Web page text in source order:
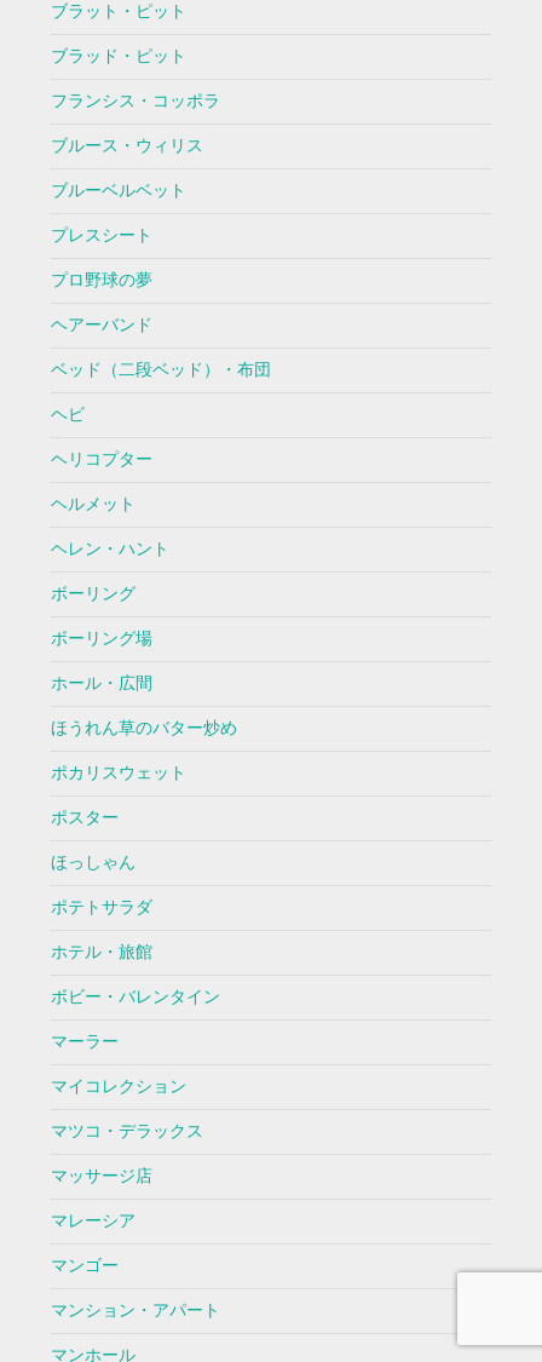
ブラット・ピット
ブラッド・ピット
フランシス・コッポラ
ブルース・ウィリス
ブルーベルベット
プレスシート
プロ野球の夢
ヘアーバンド
ベッド（二段ベッド）・布団
ヘビ
ヘリコプター
ヘルメット
ヘレン・ハント
ボーリング
ボーリング場
ホール・広間
ほうれん草のバター炒め
ポカリスウェット
ポスター
ほっしゃん
ポテトサラダ
ホテル・旅館
ボビー・バレンタイン
マーラー
マイコレクション
マツコ・デラックス
マッサージ店
マレーシア
マンゴー
マンション・アパート
マンホール